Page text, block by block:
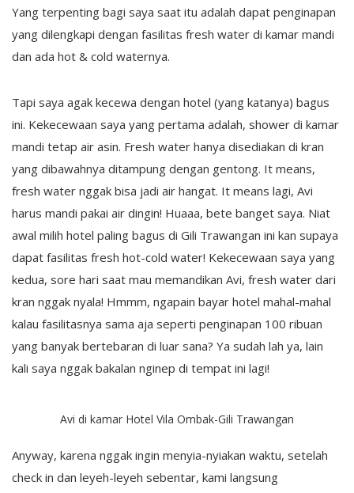
Yang terpenting bagi saya saat itu adalah dapat penginapan
yang dilengkapi dengan fasilitas fresh water di kamar mandi
dan ada hot & cold waternya.
Tapi saya agak kecewa dengan hotel (yang katanya) bagus
ini. Kekecewaan saya yang pertama adalah, shower di kamar
mandi tetap air asin. Fresh water hanya disediakan di kran
yang dibawahnya ditampung dengan gentong. It means,
fresh water nggak bisa jadi air hangat. It means lagi, Avi
harus mandi pakai air dingin! Huaaa, bete banget saya. Niat
awal milih hotel paling bagus di Gili Trawangan ini kan supaya
dapat fasilitas fresh hot-cold water! Kekecewaan saya yang
kedua, sore hari saat mau memandikan Avi, fresh water dari
kran nggak nyala! Hmmm, ngapain bayar hotel mahal-mahal
kalau fasilitasnya sama aja seperti penginapan 100 ribuan
yang banyak bertebaran di luar sana? Ya sudah lah ya, lain
kali saya nggak bakalan nginep di tempat ini lagi!
Avi di kamar Hotel Vila Ombak-Gili Trawangan
Anyway, karena nggak ingin menyia-nyiakan waktu, setelah
check in dan leyeh-leyeh sebentar, kami langsung